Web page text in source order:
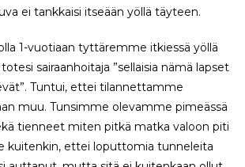
ei tankkaisi itseään yöllä täyteen.
1-vuotiaan tyttäremme itkiessä yöllä
sairaanhoitaja ”sellaisia nämä lapset
Tuntui, ettei tilannettamme
muu. Tunsimme olevamme pimeässä
tienneet miten pitkä matka valoon piti
kuitenkin, ettei loputtomia tunneleita